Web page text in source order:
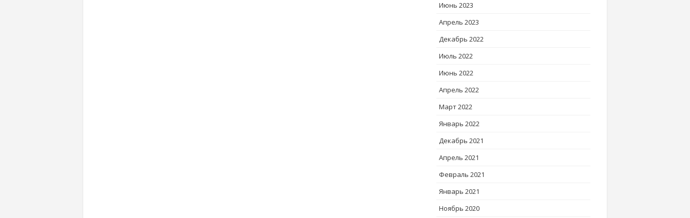
Июнь 2023
Апрель 2023
Декабрь 2022
Июль 2022
Июнь 2022
Апрель 2022
Март 2022
Январь 2022
Декабрь 2021
Апрель 2021
Февраль 2021
Январь 2021
Ноябрь 2020